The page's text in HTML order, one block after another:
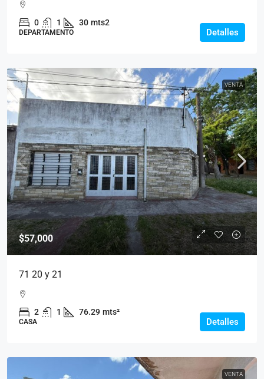
0 1 30 mts2
DEPARTAMENTO Detalles
VENTA
$57,000
71 20 y 21
2 1 76.29 mts²
CASA Detalles
VENTA